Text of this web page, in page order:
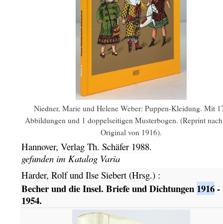
Niedner, Marie und Helene Weber: Puppen-Kleidung. Mit
Abbildungen und 1 doppelseitigen Musterbogen. (Reprint
Original von 1916).
Hannover, Verlag Th. Schäfer 1988.
gefunden im Katalog Varia
Harder, Rolf und Ilse Siebert (Hrsg.):
Becher und die Insel. Briefe und Dichtungen 1916-
1954.